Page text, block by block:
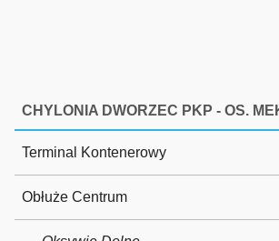
CHYLONIA DWORZEC PKP - OS.
Terminal Kontenerowy
Obłuże Centrum